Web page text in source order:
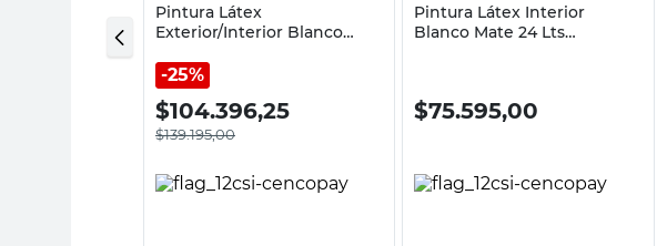
Pintura Látex
Exterior/Interior Blanco
Williams
25%
$104.396,25
$139.195,00
Pintura Látex Interior
Blanco Mate 24 Lts
$75.595,00